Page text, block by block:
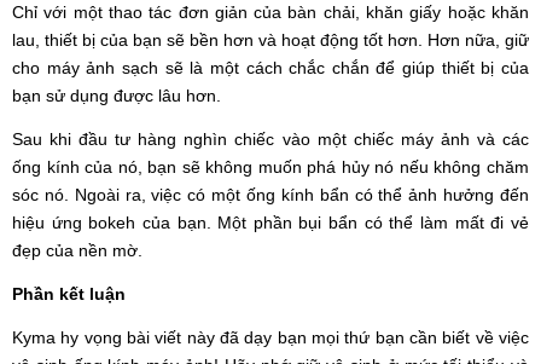
Chỉ với một thao tác đơn giản của bàn chải, khăn giấy hoặc khăn
lau, thiết bị của bạn sẽ bền hơn và hoạt động tốt hơn. Hơn nữa, giữ
cho máy ảnh sạch sẽ là một cách chắc chắn để giúp thiết bị của
bạn sử dụng được lâu hơn.
Sau khi đầu tư hàng nghìn chiếc vào một chiếc máy ảnh và các
ống kính của nó, bạn sẽ không muốn phá hủy nó nếu không chăm
sóc nó. Ngoài ra, việc có một ống kính bẩn có thể ảnh hưởng đến
hiệu ứng bokeh của bạn. Một phần bụi bẩn có thể làm mất đi vẻ
đẹp của nền mờ.
Phần kết luận
Kyma hy vọng bài viết này đã dạy bạn mọi thứ bạn cần biết về việc